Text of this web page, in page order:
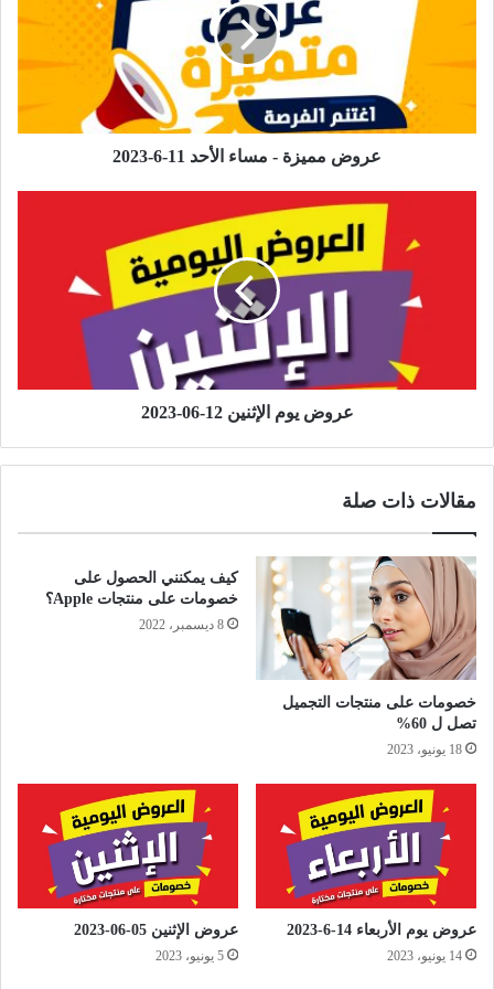
عروض مميزة - مساء الأحد 11-6-2023
عروض يوم الإثنين 12-06-2023
مقالات ذات صلة
خصومات على منتجات التجميل
تصل ل 60%
18 يونيو، 2023
كيف يمكنني الحصول على
خصومات على منتجات Apple؟
8 ديسمبر، 2022
عروض يوم الأربعاء 14-6-2023
14 يونيو، 2023
عروض الإثنين 05-06-2023
5 يونيو، 2023